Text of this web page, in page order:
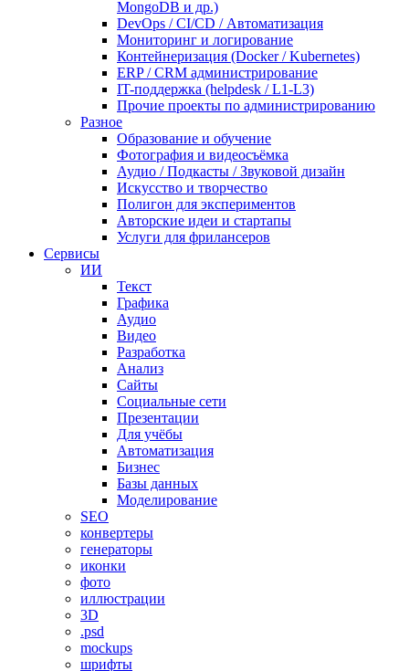
MongoDB и др.)
DevOps / CI/CD / Автоматизация
Мониторинг и логирование
Контейнеризация (Docker / Kubernetes)
ERP / CRM администрирование
IT-поддержка (helpdesk / L1-L3)
Прочие проекты по администрированию
Разное
Образование и обучение
Фотография и видеосъёмка
Аудио / Подкасты / Звуковой дизайн
Искусство и творчество
Полигон для экспериментов
Авторские идеи и стартапы
Услуги для фрилансеров
Сервисы
ИИ
Текст
Графика
Аудио
Видео
Разработка
Анализ
Сайты
Социальные сети
Презентации
Для учёбы
Автоматизация
Бизнес
Базы данных
Моделирование
SEO
конвертеры
генераторы
иконки
фото
иллюстрации
3D
.psd
mockups
шрифты